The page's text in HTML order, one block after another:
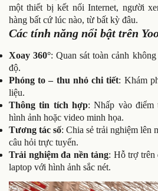
một thiết bị kết nối Internet, người
hàng bất cứ lúc nào, từ bất kỳ đâu.
Các tính năng nổi bật trên
Xoay 360°: Quan sát toàn cảnh
độ.
Phóng to – thu nhỏ chi tiết: Khám
liệu.
Thông tin tích hợp: Nhấp vào điểm
hình ảnh hoặc video minh họa.
Tương tác số: Chia sẻ trải nghiệm lên
câu hỏi trực tuyến.
Trải nghiệm đa nền tảng: Hỗ trợ trên
laptop với hình ảnh sắc nét.